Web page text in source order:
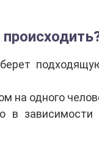
на одного
в